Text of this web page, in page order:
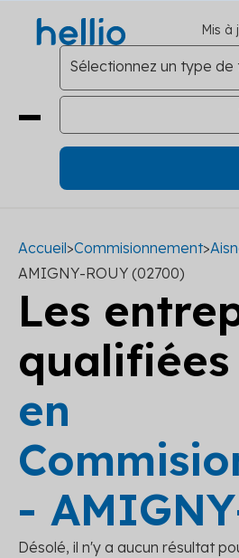
Mis à
Accueil>Commisionnement>
AMIGNY-ROUY (02700)
Les
qualifiées
en
-
Désolé, il n'y a aucun résultat